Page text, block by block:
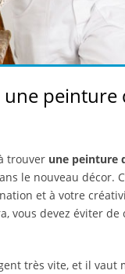
peinture
trouver une peinture
le nouveau décor.
et à votre
vous devez éviter
très vite, et il vaut